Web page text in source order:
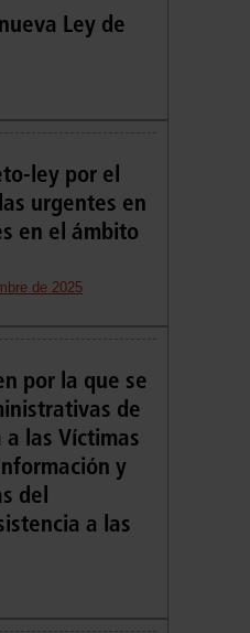
Ley de
ley por el
urgentes en
en el ámbito
de 2025
por la que se
de
las Víctimas
y
del
a las